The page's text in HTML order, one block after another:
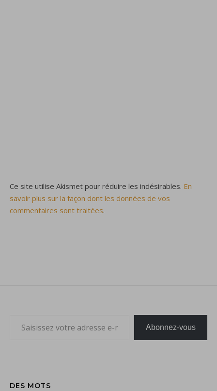
Ce site utilise Akismet pour réduire les indésirables. En
savoir plus sur la façon dont les données de vos
commentaires sont traitées.
Abonnez-vous
DES MOTS